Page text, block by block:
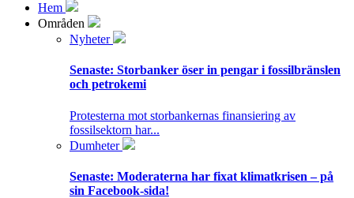
Hem
Områden
Nyheter
Senaste: Storbanker öser in pengar i fossilbränslen
och petrokemi
Protesterna mot storbankernas finansiering av
fossilsektorn har...
Dumheter
Senaste: Moderaterna har fixat klimatkrisen – på
sin Facebook-sida!